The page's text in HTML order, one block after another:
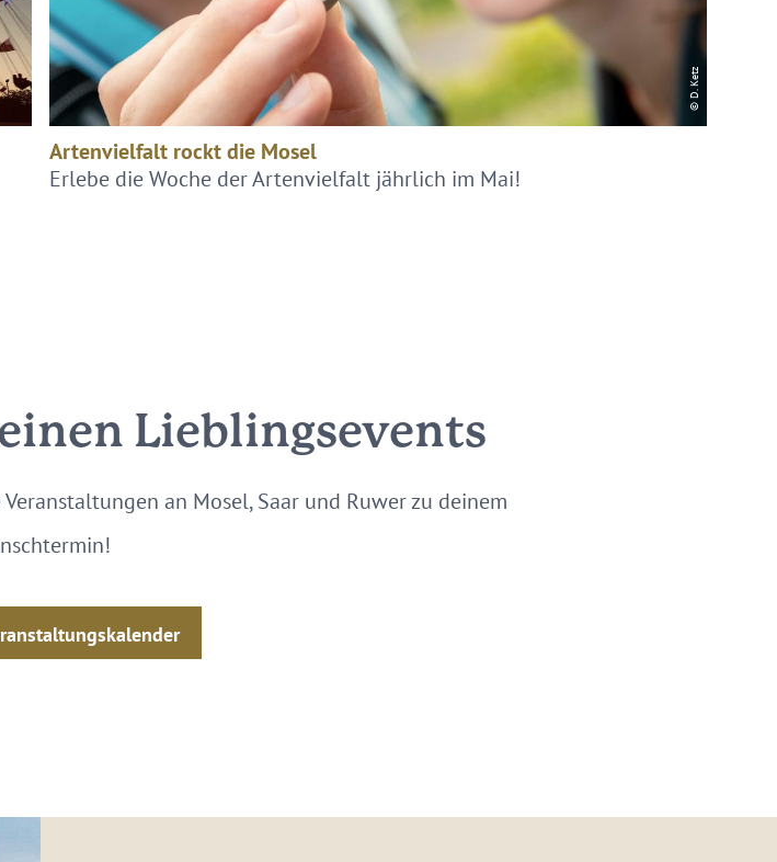
© D. Ketz
Artenvielfalt rockt die Mosel
Erlebe die Woche der Artenvielfalt jährlich im Mai!
Lieblingsevents
an Mosel, Saar und Ruwer zu deinem